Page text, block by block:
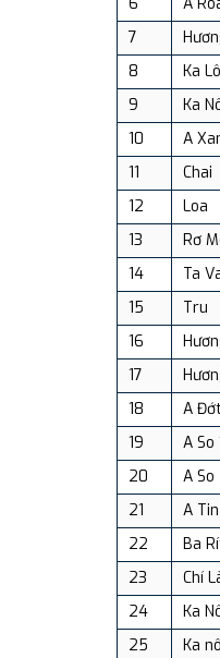
7
8
Ka Lô
9
Ka
10
A
11
Chai
12
Loa
13
Rơ
14
Ta
15
Tru
16
17
18
A
19
A So
20
A So
21
A Tin
22
Ba
23
Chí
24
Ka
25
Ka